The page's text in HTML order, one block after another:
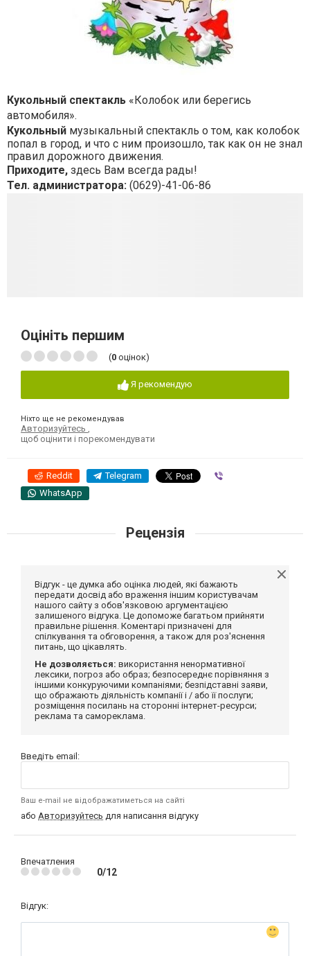
Кукольный спектакль «Колобок или берегись
автомобиля».
Кукольный музыкальный спектакль о том, как колобок
попал в город, и что с ним произошло, так как он не знал
правил дорожного движения.
Приходите, здесь Вам всегда рады!
Тел. администратора: (0629)-41-06-86
Оцініть першим
(0 оцінок)
Я рекомендую
Ніхто ще не рекомендував
Авторизуйтесь
щоб оцінити і порекомендувати
Reddit Telegram
WhatsApp
Рецензія
Відгук - це думка або оцінка людей, які бажають
передати досвід або враження іншим користувачам
нашого сайту з обов'язковою аргументацією
залишеного відгука. Це допоможе багатьом прийняти
правильне рішення. Коментарі призначені для
спілкування та обговорення, а також для роз'яснення
питань, що цікавлять.
Не дозволяється: використання ненормативної
лексики, погроз або образ; безпосереднє порівняння з
іншими конкуруючими компаніями; безпідставні заяви,
що ображають діяльність компанії і / або її послуги;
розміщення посилань на сторонні інтернет-ресурси;
реклама та самореклама.
Введіть email:
Ваш e-mail не відображатиметься на сайті
або Авторизуйтесь для написання відгуку
Впечатления
0/12
Відгук: